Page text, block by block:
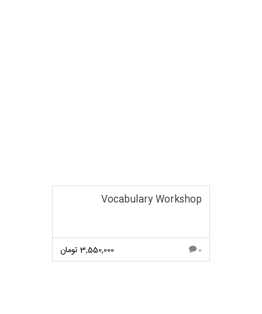
Vocabulary Workshop
0
3,550,000 تومان